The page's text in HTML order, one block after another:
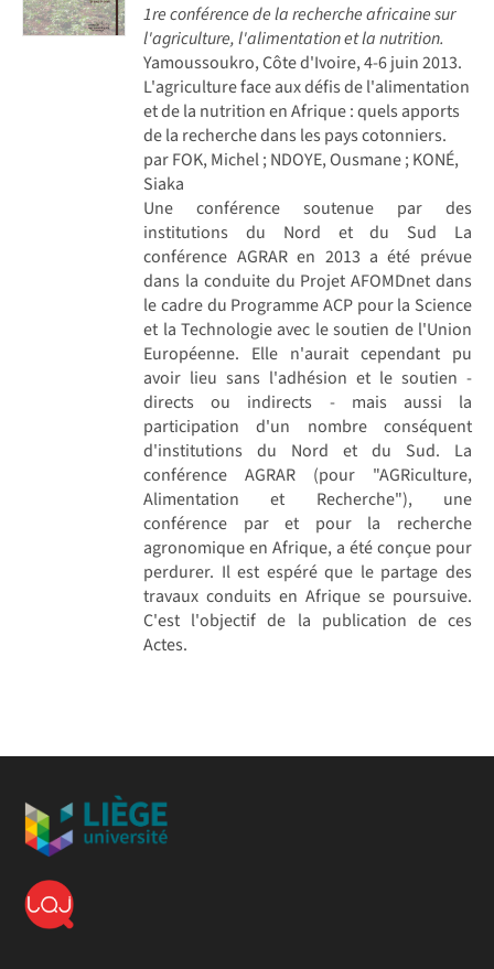
1re conférence de la recherche africaine sur
l'agriculture, l'alimentation et la nutrition.
Yamoussoukro, Côte d'Ivoire, 4-6 juin 2013.
L'agriculture face aux défis de l'alimentation
et de la nutrition en Afrique : quels apports
de la recherche dans les pays cotonniers.
par FOK, Michel ; NDOYE, Ousmane ; KONÉ,
Siaka
Une conférence soutenue par des
institutions du Nord et du Sud La
conférence AGRAR en 2013 a été prévue
dans la conduite du Projet AFOMDnet dans
le cadre du Programme ACP pour la Science
et la Technologie avec le soutien de l'Union
Européenne. Elle n'aurait cependant pu
avoir lieu sans l'adhésion et le soutien -
directs ou indirects - mais aussi la
participation d'un nombre conséquent
d'institutions du Nord et du Sud. La
conférence AGRAR (pour "AGRiculture,
Alimentation et Recherche"), une
conférence par et pour la recherche
agronomique en Afrique, a été conçue pour
perdurer. Il est espéré que le partage des
travaux conduits en Afrique se poursuive.
C'est l'objectif de la publication de ces
Actes.